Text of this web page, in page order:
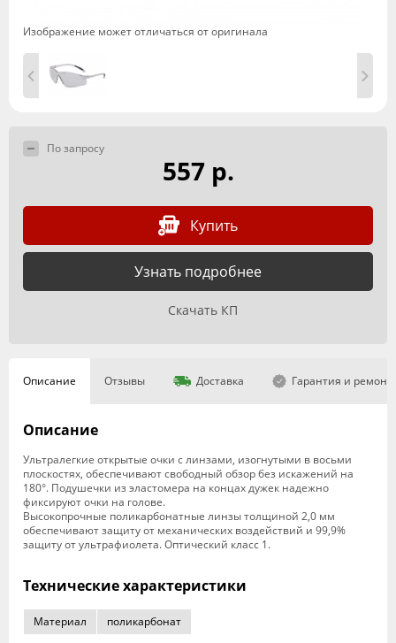
Изображение может отличаться от оригинала
По запросу
557 р.
Купить
Узнать подробнее
Скачать КП
Описание Отзывы Доставка Гарантия и ремонт
Описание
Ультралегкие открытые очки с линзами, изогнутыми в восьми
плоскостях, обеспечивают свободный обзор без искажений на
180°. Подушечки из эластомера на концах дужек надежно
фиксируют очки на голове.
Высокопрочные поликарбонатные линзы толщиной 2,0 мм
обеспечивают защиту от механических воздействий и 99,9%
защиту от ультрафиолета. Оптический класс 1.
Технические характеристики
Материал поликарбонат